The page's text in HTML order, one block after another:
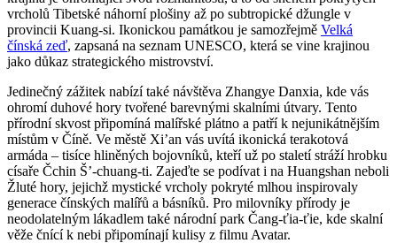
vrcholů Tibetské náhorní plošiny až po subtropické džungle v
provincii Kuang-si. Ikonickou památkou je samozřejmě Velká
čínská zeď, zapsaná na seznam UNESCO, která se vine krajinou
jako důkaz strategického mistrovství.
Jedinečný zážitek nabízí také návštěva Zhangye Danxia, kde vás
ohromí duhové hory tvořené barevnými skalními útvary. Tento
přírodní skvost připomíná malířské plátno a patří k nejunikátnějším
místům v Číně. Ve městě Xi’an vás uvítá ikonická terakotová
armáda – tisíce hliněných bojovníků, kteří už po staletí stráží hrobku
císaře Čchin Š’-chuang-ti. Zajeďte se podívat i na Huangshan neboli
Žluté hory, jejichž mystické vrcholy pokryté mlhou inspirovaly
generace čínských malířů a básníků. Pro milovníky přírody je
neodolatelným lákadlem také národní park Čang-ťia-ťie, kde skalní
věže čnící k nebi připomínají kulisy z filmu Avatar.